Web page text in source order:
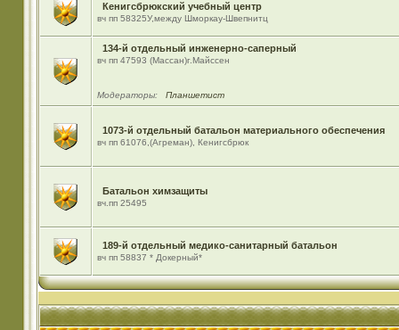
Кенигсбрюкский учебный центр
вч пп 58325У,между Шморкау-Швепнитц
134-й отдельный инженерно-саперный
вч пп 47593 (Массан)г.Майссен
Модераторы: Планшетист
1073-й отдельный батальон материального обеспечения
вч пп 61076,(Агреман), Кенигсбрюк
Батальон химзащиты
вч.пп 25495
189-й отдельный медико-санитарный батальон
вч пп 58837 * Докерный*